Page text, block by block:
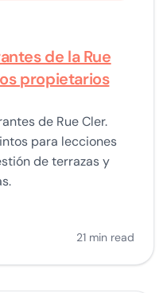
de la Rue
propietarios
de Rue Cler.
para lecciones
de terrazas y
21 min read